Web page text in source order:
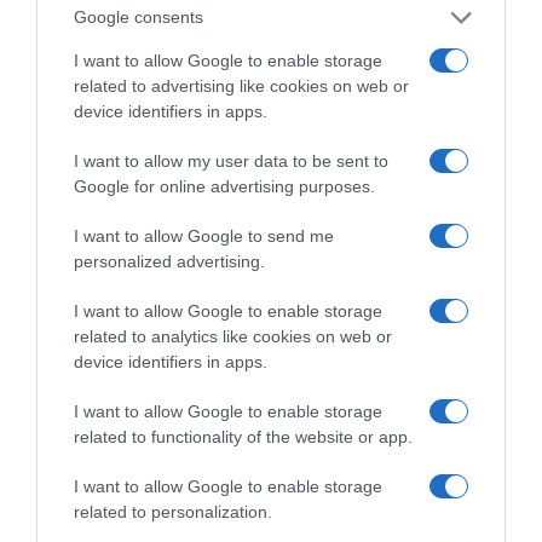
Google consents
I want to allow Google to enable storage
related to advertising like cookies on web or
device identifiers in apps.
I want to allow my user data to be sent to
Google for online advertising purposes.
I want to allow Google to send me
personalized advertising.
I want to allow Google to enable storage
related to analytics like cookies on web or
device identifiers in apps.
I want to allow Google to enable storage
related to functionality of the website or app.
I want to allow Google to enable storage
related to personalization.
Η ΣΤΗΛΗ ΜΑΣ
της Ζωής μας
Οι άνθρωποι, οι αυθεντικές ιστορίες,